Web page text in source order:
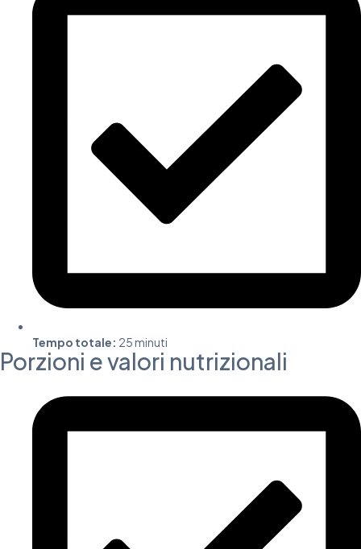
Tempo totale: 25 minuti
Porzioni e valori nutrizionali